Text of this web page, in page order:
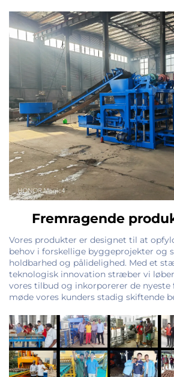
Fremragende
Vores produkter er designet til at
behov i forskellige byggeprojekter og
holdbarhed og pålidelighed. Med et
teknologisk innovation stræber vi
vores tilbud og inkorporerer de
møde vores kunders stadig skiftende